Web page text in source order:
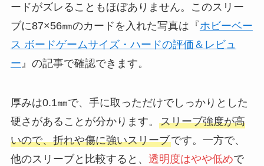
ードがズレることもほぼありません。このスリー
ブに87×56㎜のカードを入れた写真は『ホビーベー
ス ボードゲームサイズ・ハードの評価＆レビュ
ー 』の記事で確認できます。
厚みは0.1㎜で、手に取っただけでしっかりとした
硬さがあることが分かります。 スリーブ強度が高
いので、折れや傷に強いスリーブです。一方で、
他のスリーブと比較すると、 透明度はやや低めで